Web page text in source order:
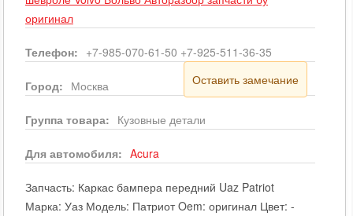
оригинал
Телефон: +7-985-070-61-50 +7-925-511-36-35
Оставить замечание
Город: Москва
Группа товара: Кузовные детали
Для автомобиля: Acura
Запчасть: Каркас бампера передний Uaz Patriot
Марка: Уаз Модель: Патриот Oem: оригинал Цвет: -